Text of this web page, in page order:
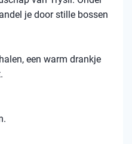
je door stille bossen
een warm drankje